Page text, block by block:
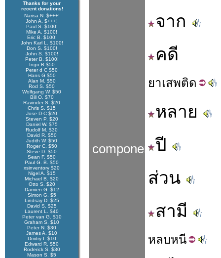
Thanks for your
recent donations!
Narisa N. $+++!
John A. $+++!
Paul S. $100!
Mike A. $100!
Eric B. $100!
John Karl L. $100!
Don S. $100!
John S. $100!
Peter B. $100!
Ingo B $50
Peter d C $50
Hans G $50
Alan M. $50
Rod S. $50
Wolfgang W. $50
Bill O. $70
Ravinder S. $20
Chris S. $15
Jose D-C $20
Steven P. $20
Daniel W. $75
Rudolf M. $30
David R. $50
Judith W. $50
Roger C. $50
Steve D. $50
Sean F. $50
Paul G. B. $50
xsinventory $20
Nigel A. $15
Michael B. $20
Otto S. $20
Damien G. $12
Simon G. $5
Lindsay D. $25
David S. $25
Laurent L. $40
Peter van G. $10
Graham S. $10
Peter N. $30
James A. $10
Dmitry I. $10
Edward R. $50
Roderick S. $30
Mason S. $5
components
จาก
คดี
ยาเสพติด
หลาย
ปี
ส่วน
สามี
หลบหนี